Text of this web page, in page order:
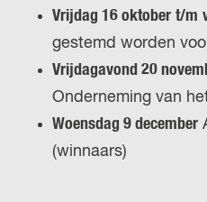
Vrijdag 16 oktober t/m
gestemd worden
Vrijdagavond 20
Onderneming van
Woensdag 9 december
(winnaars)